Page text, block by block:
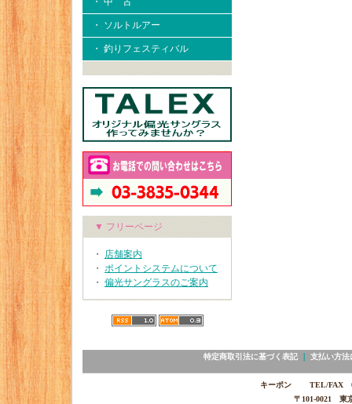
・ ソルトルアー
・ 釣りフェスティバル
▼ フリーページ
・ 店舗案内
・ ポイントシステムについて
・ 偏光サングラスのご案内
特定商取引法に基づく表記｜ 支払い方法
キーポン TEL/FAX
〒101-0021 東